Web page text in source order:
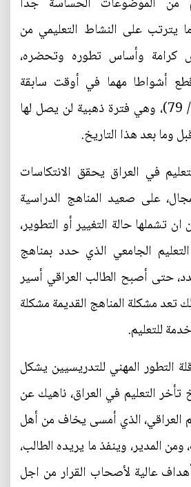
يترتب على النشاط التعليمي من
كرامة وأساس تطوره وتحضره،
أشواطا مهما في أوقت سابقة
لاسيما في العام (71/ 79)، وهي فترة ذهبية لن يصل لها
وما بعد هذا التاريخ.
في العراق يحقق الانتكاسات
على صعيد المناهج الدراسية
تشملها حالة التغيير أو التطوير،
الجامعي الذي حدد بمناهج
حتى أصبح الطالب العراقي أسير
تعد مشكلة المناهج القديمة مشكلة
للتعليم.
التطور المهني للتدريسيين يشكل
تأخر التعليم في العراق، ناهيك عن
العراقي، الذي أمسى يخاف من أهل
ومن المدير، وينفذ ما يريده الطالب،
أهداف عالية لأصحاب القرار من اجل